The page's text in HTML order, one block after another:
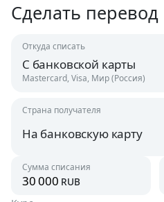
Сделать перевод
Откуда списать
С банковской карты
Mastercard, Visa, Мир (Россия)
Россия
RUB
Узбекистан
UZS
Страна получателя
На банковскую карту
Австрия
Сумма списания
rub